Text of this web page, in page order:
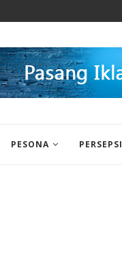
PESONA PERSEPSI